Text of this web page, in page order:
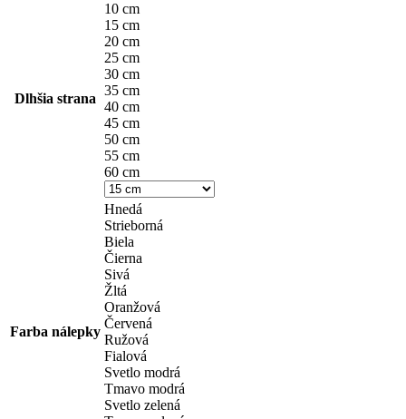
Dlhšia strana
10 cm
15 cm
20 cm
25 cm
30 cm
35 cm
40 cm
45 cm
50 cm
55 cm
60 cm
Farba nálepky
Hnedá
Strieborná
Biela
Čierna
Sivá
Žltá
Oranžová
Červená
Ružová
Fialová
Svetlo modrá
Tmavo modrá
Svetlo zelená